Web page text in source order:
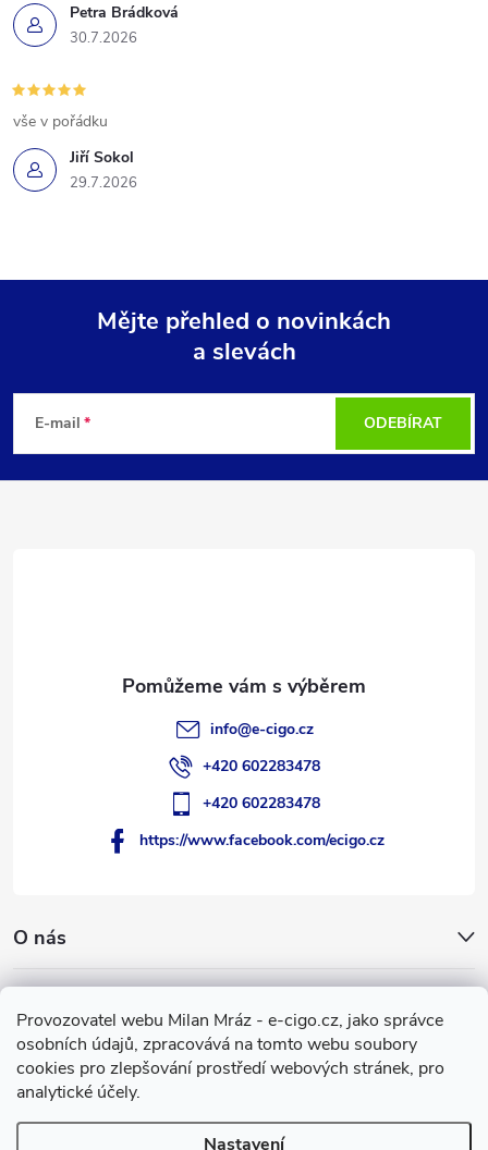
Provozovatel webu Milan Mráz - e-cigo.cz, jako správce
osobních údajů, zpracovává na tomto webu soubory
cookies pro zlepšování prostředí webových stránek, pro
analytické účely.
Nastavení
Petra Brádková
30.7.2026
Jiří Sokol
29.7.2026
vše v pořádku
p
Mějte přehled o novinkách
a slevách
E-mail ODEBÍRAT
O nás
Facebook
info@e-cigo.cz
+420 602283478
+420 602283478
https://www.facebook.com/ecigo.cz